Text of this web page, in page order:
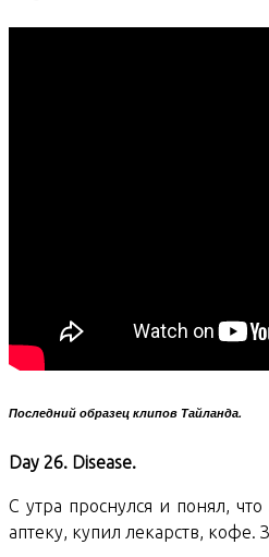
Последний образец клипов Тайланда.
Day 26. Disease.
С утра проснулся и понял,
аптеку, купил лекарств,